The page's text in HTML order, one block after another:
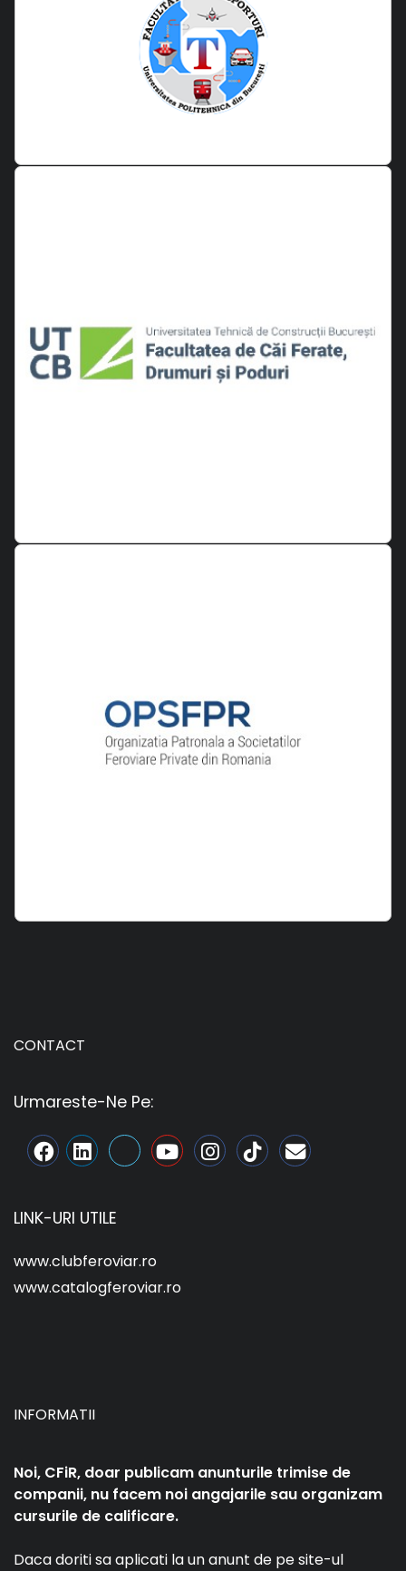
CONTACT
Urmareste-Ne Pe:
LINK-URI UTILE
www.clubferoviar.ro
www.catalogferoviar.ro
INFORMATII
Noi, CFiR, doar publicam anunturile trimise de
companii, nu facem noi angajarile sau organizam
cursurile de calificare.
Daca doriti sa aplicati la un anunt de pe site-ul